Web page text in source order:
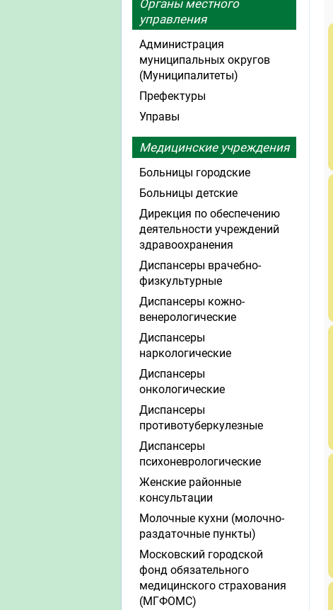
Органы местного
управления
Администрация
муниципальных округов
(Муниципалитеты)
Префектуры
Управы
Медицинские учреждения
Больницы городские
Больницы детские
Дирекция по обеспечению
деятельности учреждений
здравоохранения
Диспансеры врачебно-
физкультурные
Диспансеры кожно-
венерологические
Диспансеры
наркологические
Диспансеры
онкологические
Диспансеры
противотуберкулезные
Диспансеры
психоневрологические
Женские районные
консультации
Молочные кухни (молочно-
раздаточные пункты)
Московский городской
фонд обязательного
медицинского страхования
(МГФОМС)